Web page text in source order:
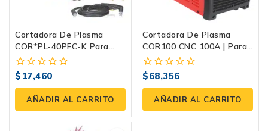
Cortadora De Plasma
COR*PL-40PFC-K Para
Metal | 40 Amp
0
fuera
5
$ 17,460
AÑADIR AL CARRITO
Cortadora De Plasma
COR100 CNC 100A | Para
Metales
0
fuera
5
$68,356
AÑADIR AL CARRITO